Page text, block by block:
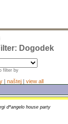
Dogodek
filter by
| naštej | view all
d*angelo house party